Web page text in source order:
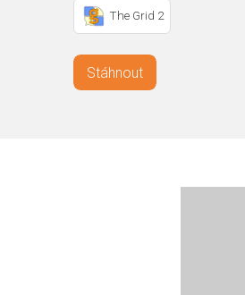
The Grid 2
Stáhnout